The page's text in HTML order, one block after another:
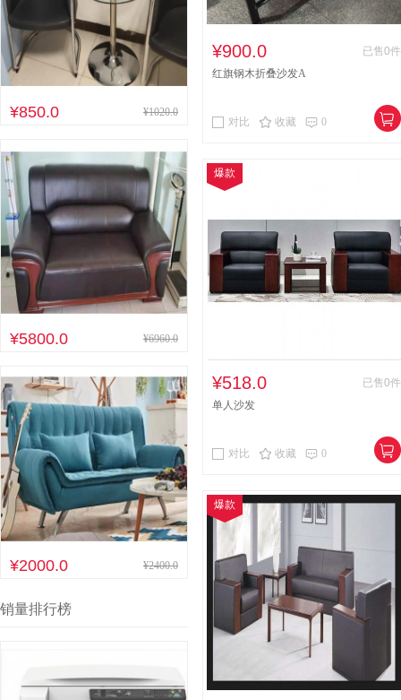
¥850.0 ¥1020.0
¥5800.0 ¥6960.0
¥2000.0 ¥2400.0
销量排行榜
¥900.0
已售0件
红旗钢木折叠沙发A
对比 收藏 0
爆款
¥518.0
已售0件
单人沙发
对比 收藏 0
爆款